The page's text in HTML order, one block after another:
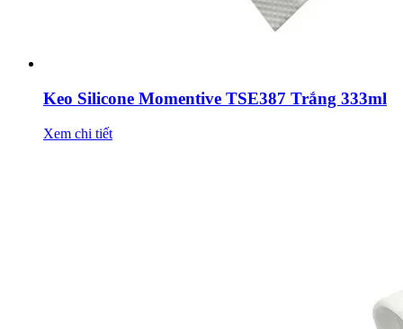
Keo Silicone Momentive TSE387 Trắng 333ml
Xem chi tiết